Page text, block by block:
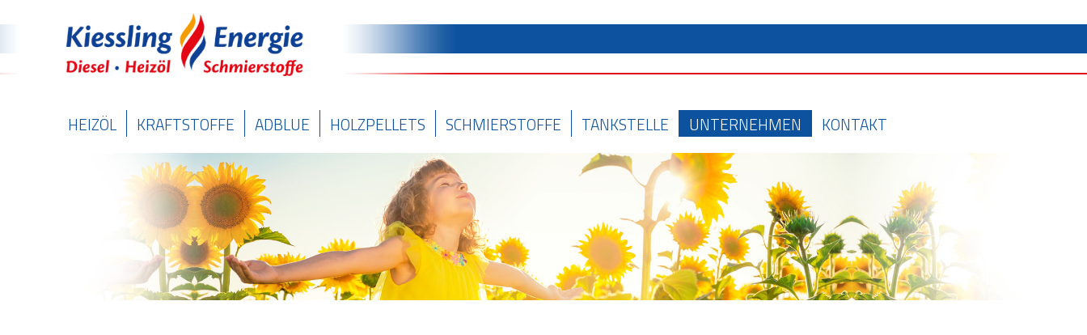
HEIZÖL KRAFTSTOFFE ADBLUE HOLZPELLETS SCHMIERSTOFFE TANKSTELLE UNTERNEHMEN KONTAKT